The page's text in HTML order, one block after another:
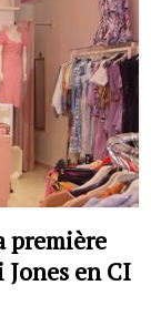
première
en CI